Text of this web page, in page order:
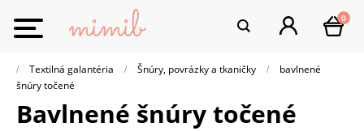
Toggle
navigation
0
Textilná galantéria Šnúry, povrázky a tkaničky
bavlnené
šnúry točené
bavlnené šnúry točené